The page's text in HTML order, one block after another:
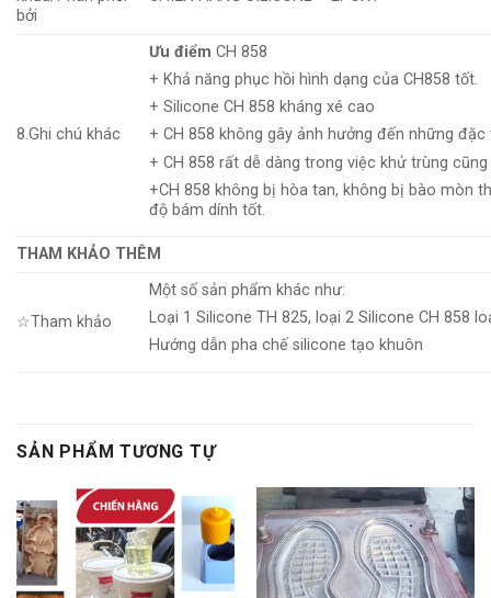
bởi
8.Ghi chú khác
Ưu điểmCH 858
+ Khả năng phục hồi hình dạng của CH858 tốt.
+ Silicone CH 858 kháng xé cao
+ CH 858 không gây ảnh hưởng đến những
+ CH 858 rất dễ dàng trong việc khử trùng
+CH 858 không bị hòa tan, không bị bào mòn
độ bám dính tốt.
THAM KHẢO THÊM
☆Tham khảo
Một số sản phẩm khác như:
Loại 1 Silicone TH 825, loại 2 Silicone CH 858
Hướng dẫn pha chế silicone tạo khuôn
SẢN PHẨM TƯƠNG TỰ